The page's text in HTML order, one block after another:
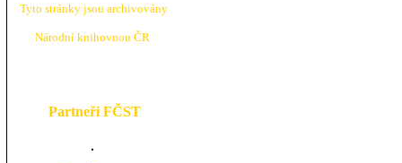
Tyto stránky jsou archivovány
Národní knihovnou ČR
Partneři FČST